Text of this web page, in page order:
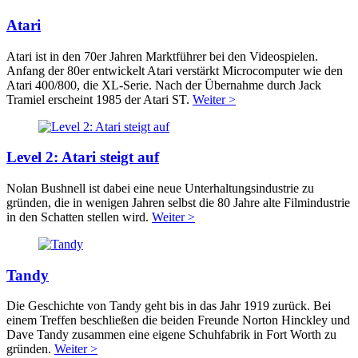
Atari
Atari ist in den 70er Jahren Marktführer bei den Videospielen.
Anfang der 80er entwickelt Atari verstärkt Microcomputer wie den
Atari 400/800, die XL-Serie. Nach der Übernahme durch Jack
Tramiel erscheint 1985 der Atari ST. Weiter >
Level 2: Atari steigt auf
Nolan Bushnell ist dabei eine neue Unterhaltungsindustrie zu
gründen, die in wenigen Jahren selbst die 80 Jahre alte Filmindustrie
in den Schatten stellen wird. Weiter >
Tandy
Die Geschichte von Tandy geht bis in das Jahr 1919 zurück. Bei
einem Treffen beschließen die beiden Freunde Norton Hinckley und
Dave Tandy zusammen eine eigene Schuhfabrik in Fort Worth zu
gründen. Weiter >